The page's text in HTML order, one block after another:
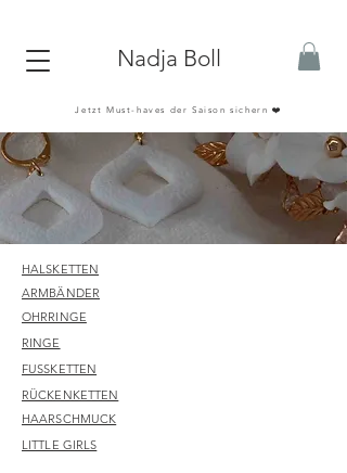
Nadja Boll
Jetzt Must-haves der Saison sichern ❤️
HALSKETTEN
ARMBÄNDER
OHRRINGE
RINGE
FUSSKETTEN
RÜCKENKETTEN
HAARSCHMUCK
LITTLE GIRLS